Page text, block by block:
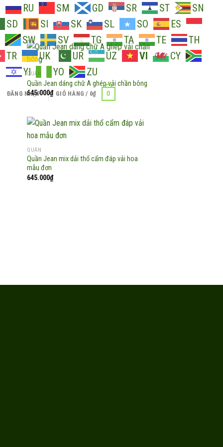
RU SM GD SR ST
SN
SD
SI SK SL SO
ES
SW SV TG TA TE
TH
TR
UK UR UZ VI
CY
YI YO ZU
ĐĂNG NHẬP GIỎ HÀNG / 0₫ 0
to
QUẦN
Quần Jean dáng chữ A ghép vải chần bông
645.000₫
QUẦN
Quần Jean mix dải thổ cẩm đáp vải hoa
mẫu đơn
645.000₫